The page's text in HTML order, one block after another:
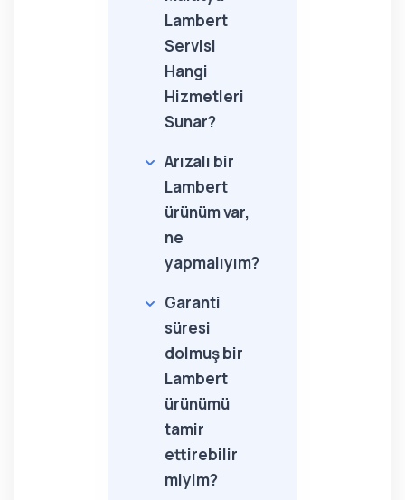
Lambert
Servisi
Hangi
Hizmetleri
Sunar?
Arızalı bir
Lambert
ürünüm var,
ne
yapmalıyım?
Garanti
süresi
dolmuş bir
Lambert
ürünümü
tamir
ettirebilir
miyim?